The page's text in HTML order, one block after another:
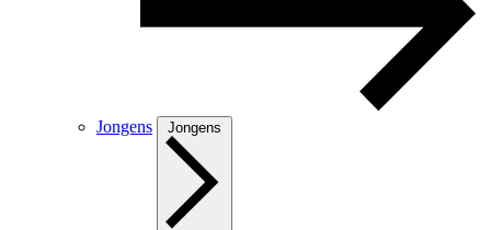
Jongens Jongens